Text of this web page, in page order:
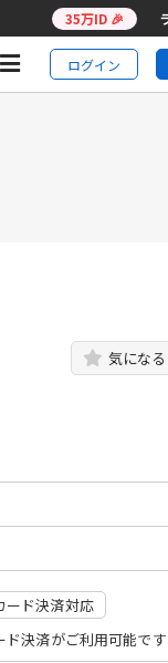
35万ID 🎉
ログイン
気になる
ード決済対応
決済がご利用可能です